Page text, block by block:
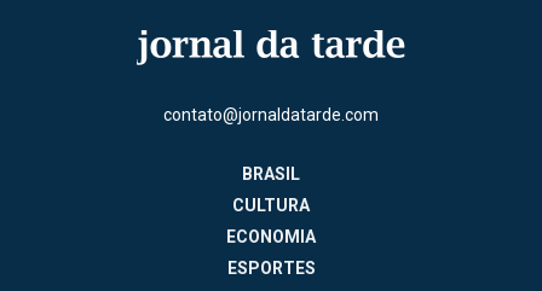
contato@jornaldatarde.com
BRASIL
CULTURA
ECONOMIA
ESPORTES